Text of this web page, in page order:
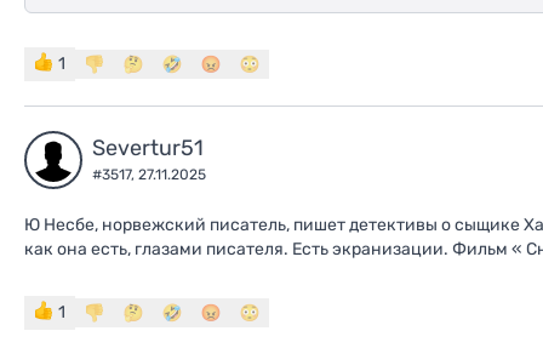
1
Severtur51
#3517, 27.11.2025
Ю Несбе, норвежский писатель, пишет детективы о сыщике
как она есть, глазами писателя. Есть экранизации. Фильм «
1